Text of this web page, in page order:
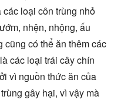
loại côn trùng nhỏ
nhện, nhộng, ấu
có thể ăn thêm các
các loại trái cây chín
vì nguồn thức ăn của
gây hại, vì vậy mà